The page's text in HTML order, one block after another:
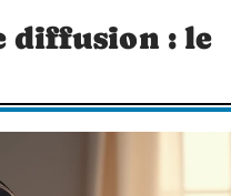
diffusion : le